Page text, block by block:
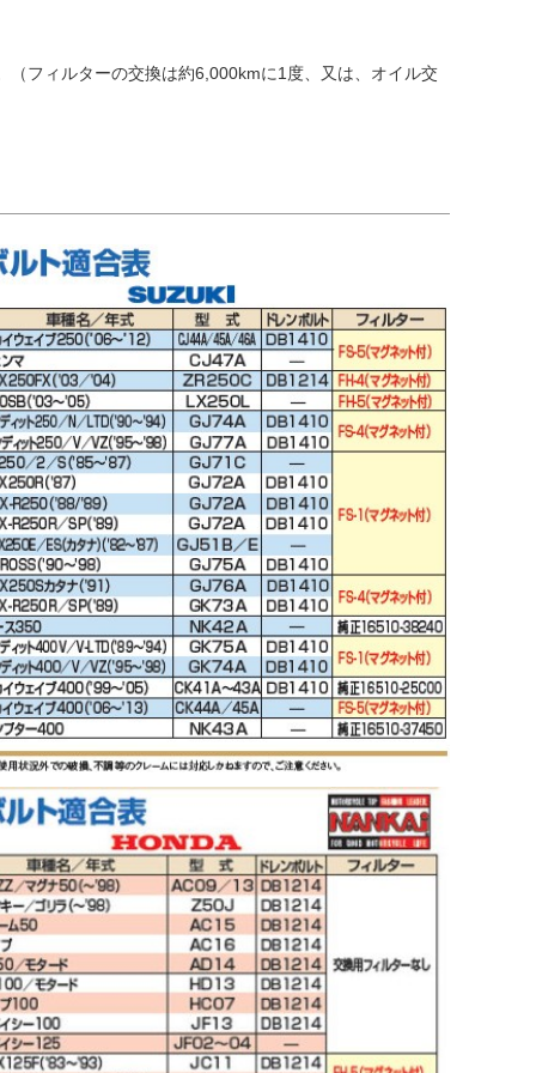
フィルターの交換は約6,000kmに1度、又は、オイル交